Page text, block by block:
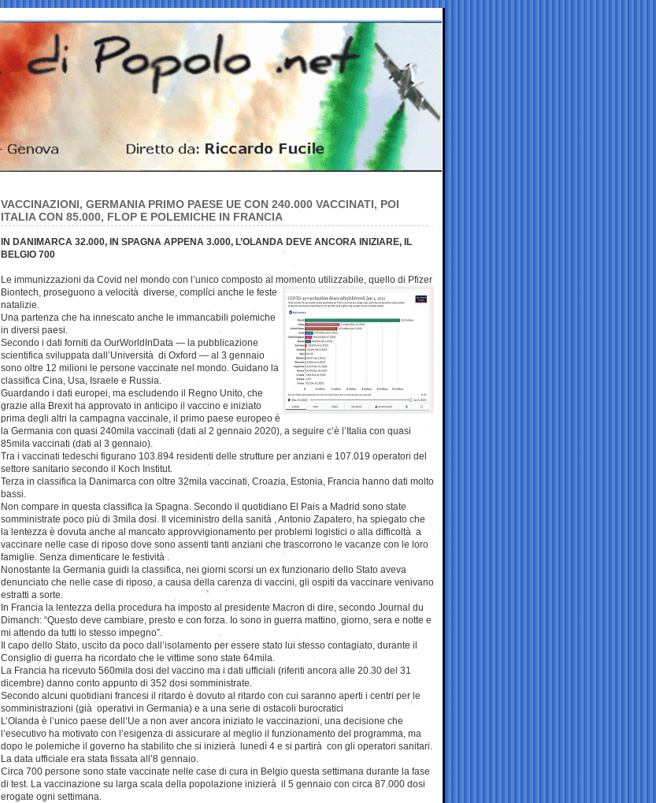
VACCINAZIONI, GERMANIA PRIMO PAESE UE CON 240.000 VACCINATI, POI
ITALIA CON 85.000, FLOP E POLEMICHE IN FRANCIA
IN DANIMARCA 32.000, IN SPAGNA APPENA 3.000, L’OLANDA DEVE ANCORA INIZIARE, IL
BELGIO 700
Le immunizzazioni da Covid nel mondo con l’unico composto al momento utilizzabile, quello di Pfizer
Biontech, proseguono a velocità diverse, complici anche le feste
natalizie.
Una partenza che ha innescato anche le immancabili polemiche
in diversi paesi.
Secondo i dati forniti da OurWorldInData — la pubblicazione
scientifica sviluppata dall’Università di Oxford — al 3 gennaio
sono oltre 12 milioni le persone vaccinate nel mondo. Guidano la
classifica Cina, Usa, Israele e Russia.
Guardando i dati europei, ma escludendo il Regno Unito, che
grazie alla Brexit ha approvato in anticipo il vaccino e iniziato
prima degli altri la campagna vaccinale, il primo paese europeo è
la Germania con quasi 240mila vaccinati (dati al 2 gennaio 2020), a seguire c’è l’Italia con quasi
85mila vaccinati (dati al 3 gennaio).
Tra i vaccinati tedeschi figurano 103.894 residenti delle strutture per anziani e 107.019 operatori del
settore sanitario secondo il Koch Institut.
Terza in classifica la Danimarca con oltre 32mila vaccinati, Croazia, Estonia, Francia hanno dati molto
bassi.
Non compare in questa classifica la Spagna. Secondo il quotidiano El Pais a Madrid sono state
somministrate poco più di 3mila dosi. Il viceministro della sanità , Antonio Zapatero, ha spiegato che
la lentezza è dovuta anche al mancato approvvigionamento per problemi logistici o alla difficoltà a
vaccinare nelle case di riposo dove sono assenti tanti anziani che trascorrono le vacanze con le loro
famiglie. Senza dimenticare le festività .
Nonostante la Germania guidi la classifica, nei giorni scorsi un ex funzionario dello Stato aveva
denunciato che nelle case di riposo, a causa della carenza di vaccini, gli ospiti da vaccinare venivano
estratti a sorte.
In Francia la lentezza della procedura ha imposto al presidente Macron di dire, secondo Journal du
Dimanch: “Questo deve cambiare, presto e con forza. Io sono in guerra mattino, giorno, sera e notte e
mi attendo da tutti lo stesso impegno”.
Il capo dello Stato, uscito da poco dall’isolamento per essere stato lui stesso contagiato, durante il
Consiglio di guerra ha ricordato che le vittime sono state 64mila.
La Francia ha ricevuto 560mila dosi del vaccino ma i dati ufficiali (riferiti ancora alle 20.30 del 31
dicembre) danno conto appunto di 352 dosi somministrate.
Secondo alcuni quotidiani francesi il ritardo è dovuto al ritardo con cui saranno aperti i centri per le
somministrazioni (già operativi in Germania) e a una serie di ostacoli burocratici
L’Olanda è l’unico paese dell’Ue a non aver ancora iniziato le vaccinazioni, una decisione che
l’esecutivo ha motivato con l’esigenza di assicurare al meglio il funzionamento del programma, ma
dopo le polemiche il governo ha stabilito che si inizierà lunedì 4 e si partirà con gli operatori sanitari.
La data ufficiale era stata fissata all’8 gennaio.
Circa 700 persone sono state vaccinate nelle case di cura in Belgio questa settimana durante la fase
di test. La vaccinazione su larga scala della popolazione inizierà il 5 gennaio con circa 87.000 dosi
erogate ogni settimana.